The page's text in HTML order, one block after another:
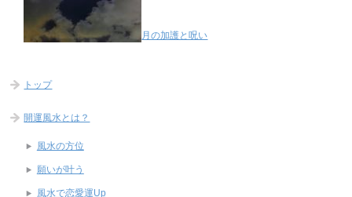
月の加護と呪い
トップ
開運風水とは？
風水の方位
願いが叶う
風水で恋愛運Up